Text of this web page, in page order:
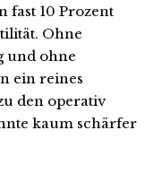
fast 10 Prozent
Ohne
und ohne
ein reines
den operativ
kaum schärfer